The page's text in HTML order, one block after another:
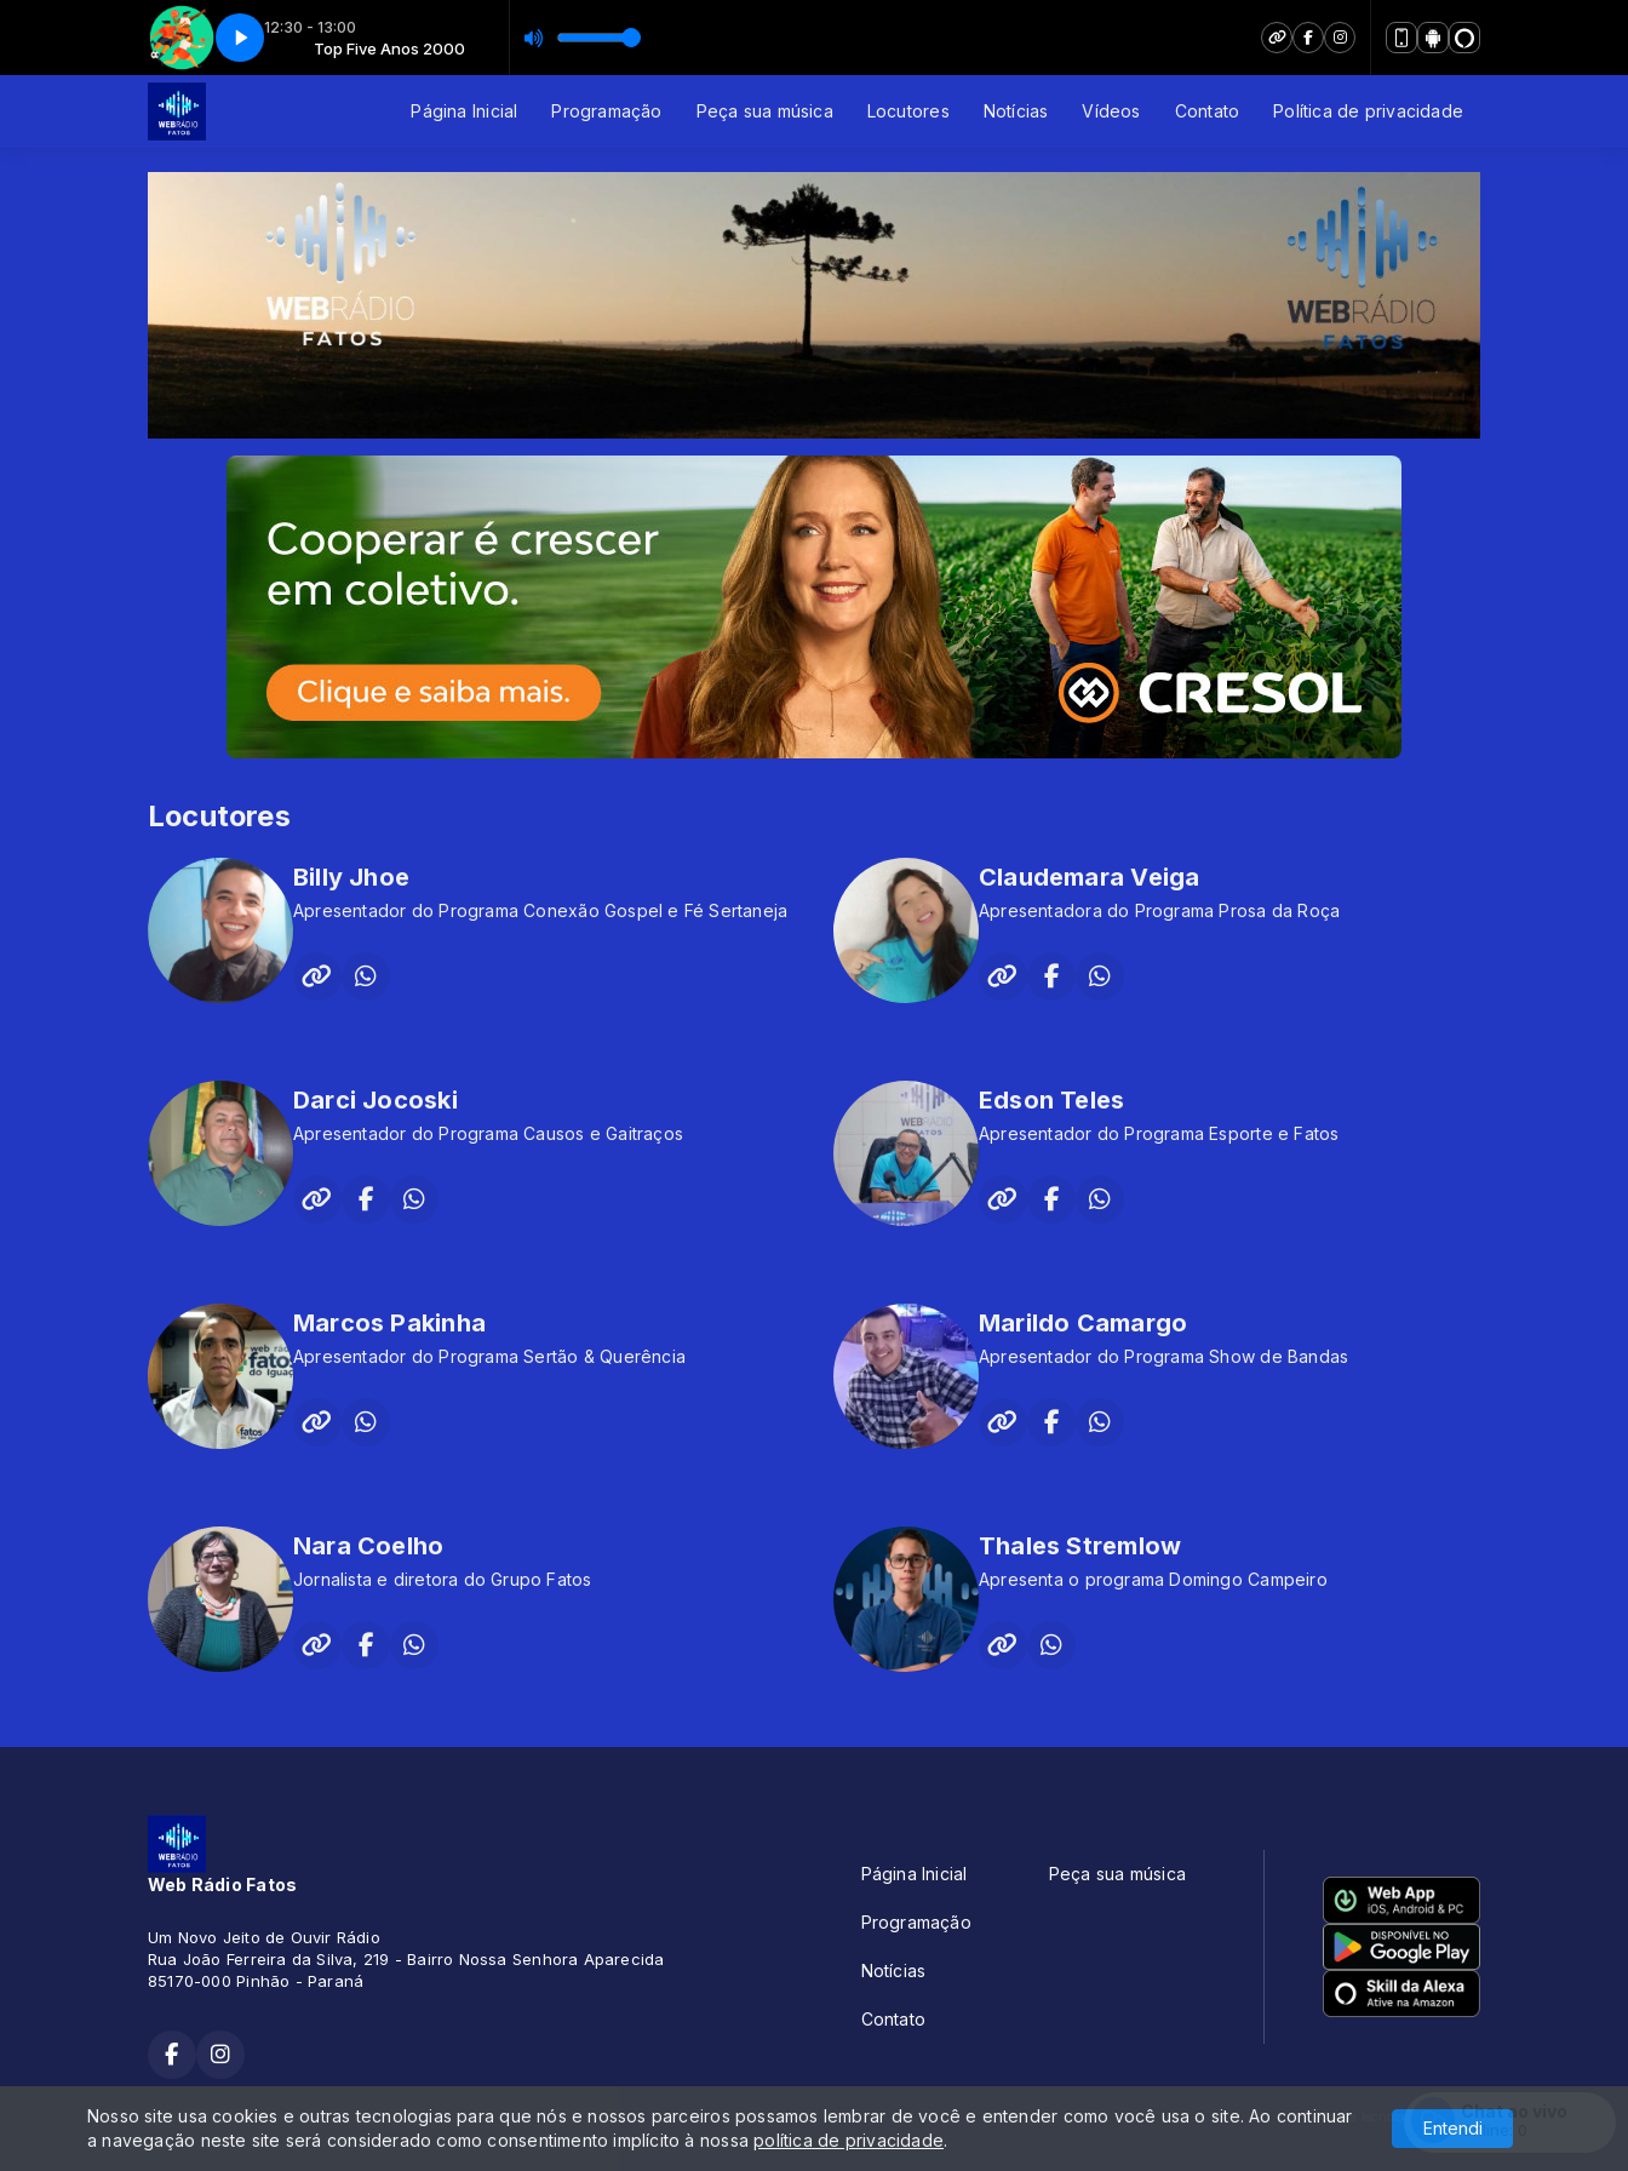
12:30 - 13:00
Top Five Anos 2000 Top Five Anos 2000
Minuto do esporte - Bloco 2 Minuto do esporte - Bloco 2
Show da Tarde Show da Tarde
Página Inicial Programação Peça sua música Locutores Notícias Vídeos Contato Política de privacidade
Locutores
Billy Jhoe
Apresentador do Programa Conexão Gospel e Fé Sertaneja
Claudemara Veiga
Apresentadora do Programa Prosa da Roça
Darci Jocoski
Apresentador do Programa Causos e Gaitraços
Edson Teles
Apresentador do Programa Esporte e Fatos
Marcos Pakinha
Apresentador do Programa Sertão & Querência
Marildo Camargo
Apresentador do Programa Show de Bandas
Nara Coelho
Jornalista e diretora do Grupo Fatos
Thales Stremlow
Apresenta o programa Domingo Campeiro
Web Rádio Fatos
Um Novo Jeito de Ouvir Rádio
Rua João Ferreira da Silva, 219 - Bairro Nossa Senhora Aparecida
85170-000 Pinhão - Paraná
Página Inicial
Programação
Notícias
Contato
Peça sua música
Todos os direitos reservados. Com a tecnologia
Nosso site usa cookies e outras tecnologias para que nós e nossos parceiros possamos lembrar de você e entender como você usa o site. Ao continuar
a navegação neste site será considerado como consentimento implícito à nossapolítica de privacidade.
Entendi
Chat ao vivo
Online: